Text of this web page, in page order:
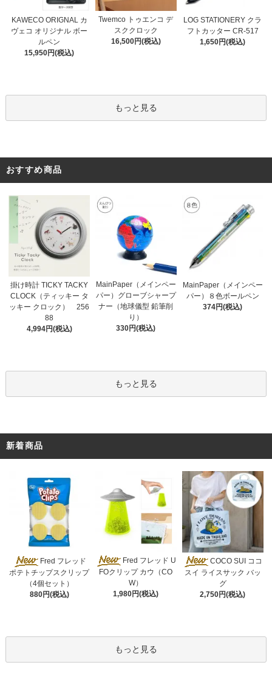
KAWECO ORIGNAL カ
ヴェコ オリジナル ボー
ルペン
15,950円(税込)
Twemco トゥエンコ デ
スククロック
16,500円(税込)
LOG STATIONERY クラ
フトカッター CR-517
1,650円(税込)
もっと見る
おすすめ商品
掛け時計 TICKY TACKY
CLOCK（ティッキー タ
ッキー クロック） 256
88
4,994円(税込)
MainPaper（メインペー
パー）グローブシャープ
ナー（地球儀型 鉛筆削
り）
330円(税込)
MainPaper（メインペー
パー）８色ボールペン
374円(税込)
もっと見る
新着商品
Fred フレッド
ポテトチップスクリップ
（4個セット）
880円(税込)
Fred フレッド U
FOクリップ カウ（CO
W）
1,980円(税込)
COCO SUI ココ
スイ ライスサック バッ
グ
2,750円(税込)
もっと見る